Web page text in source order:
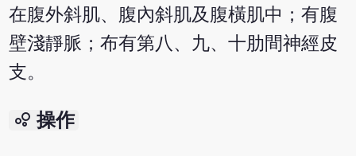
在腹外斜肌、腹內斜肌及腹橫肌中；有腹
壁淺靜脈；布有第八、九、十肋間神經皮
支。
bubble_chart 操作